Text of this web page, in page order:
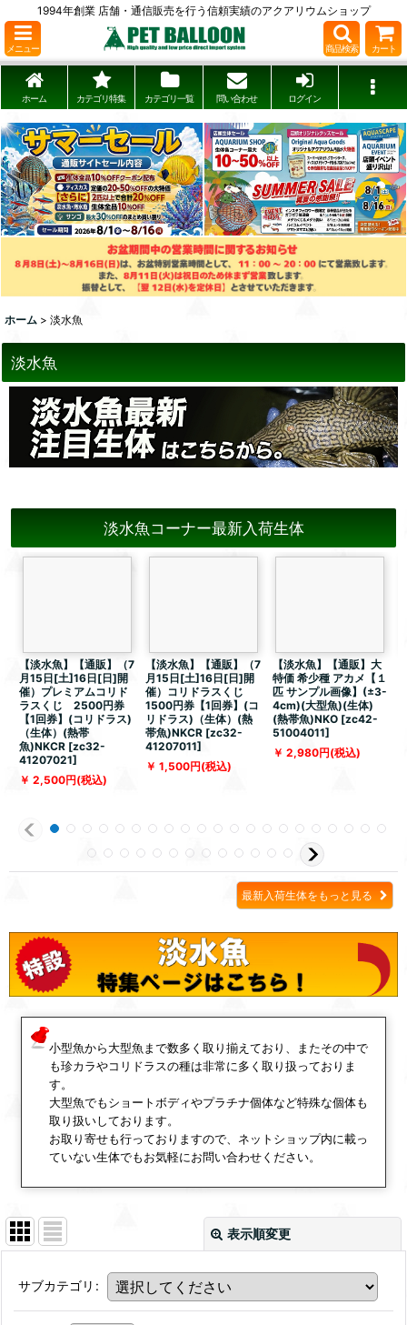
1994年創業 店舗・通信販売を行う信頼実績のアクアリウムショップ
メニュー 商品検索 カート
ホーム カテゴリ特集 カテゴリ一覧 問い合わせ ログイン
ホーム > 淡水魚
淡水魚
淡水魚コーナー最新入荷生体
【淡水魚】【通販】（7
月15日[土]16日[日]開
催）プレミアムコリド
ラスくじ 2500円券
【1回券】(コリドラス)
（生体）(熱帯
魚)NKCR [zc32-
41207021]
2,500円(税込)
【淡水魚】【通販】（7
月15日[土]16日[日]開
催）コリドラスくじ
1500円券【1回券】(コ
リドラス)（生体）(熱
帯魚)NKCR [zc32-
41207011]
1,500円(税込)
【淡水魚】【通販】大
特価 希少種 アカメ【１
匹 サンプル画像】(±3-
4cm)(大型魚)(生体)
(熱帯魚)NKO [zc42-
51004011]
2,980円(税込)
最新入荷生体をもっと見る
小型魚から大型魚まで数多く取り揃えており、またその中で
も珍カラやコリドラスの種は非常に多く取り扱っておりま
す。
大型魚でもショートボディやプラチナ個体など特殊な個体も
取り扱いしております。
お取り寄せも行っておりますので、ネットショップ内に載っ
ていない生体でもお気軽にお問い合わせください。
表示順変更
サブカテゴリ :